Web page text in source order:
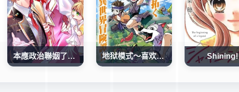
本應政治聯姻了的前男友 （現上司）追着我求複合 地狱模式～喜欢速通游戏的玩家在废设定异世界无双 Shining!